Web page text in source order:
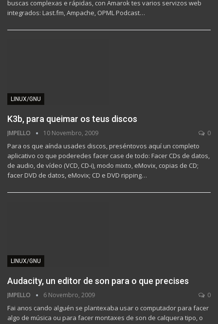
buscas complexas e rápidas, con Amarok tes varios servizos web
integrados: Last.fm, Ampache, OPML Podcast…
LINUX/GNU
K3b, para queimar os teus discos
JMPELLO 10 Novembro, 2009 0
Para os que aínda usades discos, preséntovos aquí un completo
aplicativo co que poderedes facer case de todo: Facer CDs de datos,
de audio, de vídeo (VCD, CD-i), modo mixto, eMovix, copias de CD;
facer DVD de datos, eMovix; CD e DVD ripping…
LINUX/GNU
Audacity, un editor de son para o que precises
JMPELLO 6 Novembro, 2009 0
Fai anos cando alguén se plantexaba usar o computador para facer
algo de música ou para facer montaxes de son de calquera tipo, o